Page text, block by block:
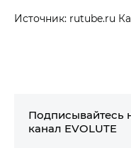
Источник: rutube.ru
Подписывайтесь
канал EVOLUTE